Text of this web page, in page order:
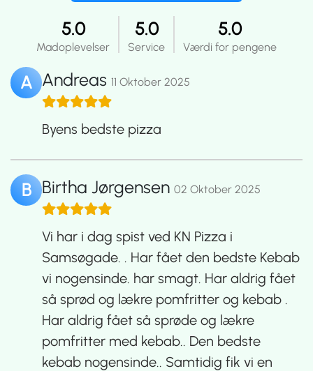
5.0
Madoplevelser
5.0
Service
5.0
Værdi for pengene
A Andreas 11 Oktober 2025
Byens bedste pizza
B Birtha Jørgensen 02 Oktober 2025
Vi har i dag spist ved KN Pizza i
Samsøgade. . Har fået den bedste Kebab
vi nogensinde. har smagt. Har aldrig fået
så sprød og lækre pomfritter og kebab .
Har aldrig fået så sprøde og lækre
pomfritter med kebab.. Den bedste
kebab nogensinde.. Samtidig fik vi en